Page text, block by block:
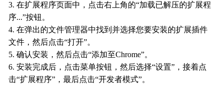
3. 在扩展程序页面中，点击右上角的“加载已解压的扩展程
序...”按钮。
4. 在弹出的文件管理器中找到并选择您要安装的扩展插件
文件，然后点击“打开”。
5. 确认安装，然后点击“添加至Chrome”。
6. 安装完成后，点击菜单按钮，然后选择“设置”，接着点
击“扩展程序”，最后点击“开发者模式”。